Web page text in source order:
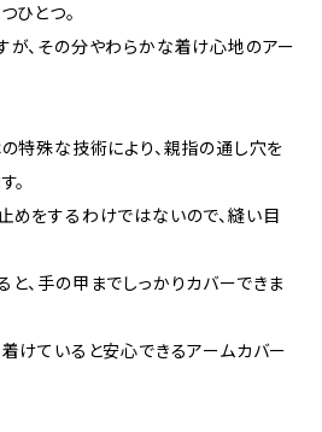
ひとつ。
、その分やわらかな着け心地のアー
特殊な技術により、親指の通し穴を
。
めをするわけではないので、縫い目
、手の甲までしっかりカバーできま
けていると安心できるアームカバー